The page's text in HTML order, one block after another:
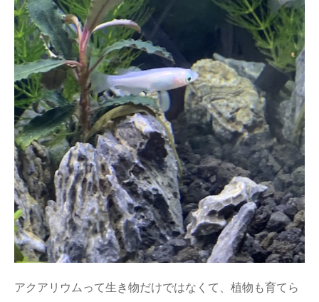
アクアリウムって生き物だけではなくて、植物も育てら